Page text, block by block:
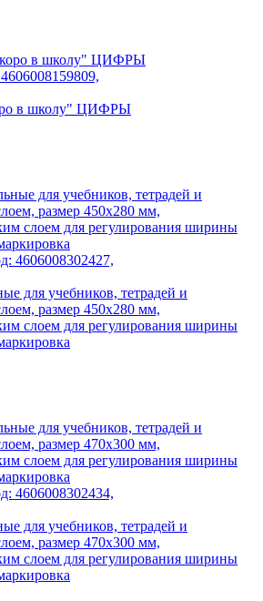
в школу" ЦИФРЫ
4606008302427,
для учебников, тетрадей и
размер 450х280 мм,
слоем для регулирования ширины
4606008302434,
для учебников, тетрадей и
размер 470х300 мм,
слоем для регулирования ширины